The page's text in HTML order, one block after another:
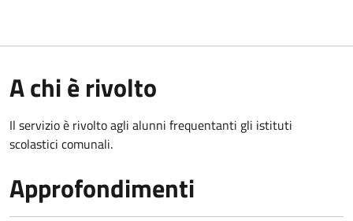
A chi è rivolto
Il servizio è rivolto agli alunni frequentanti gli istituti
scolastici comunali.
Approfondimenti